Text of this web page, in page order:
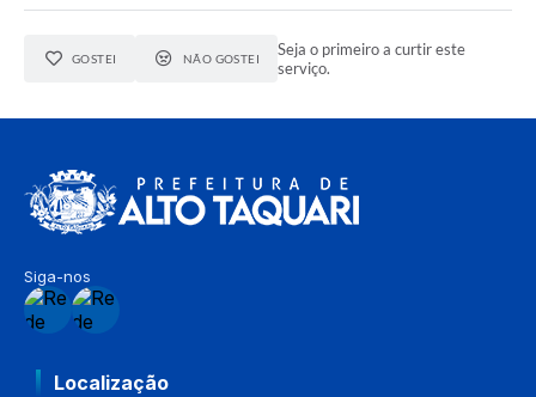
GOSTEI NÃO GOSTEI
Seja o primeiro a curtir este
serviço.
Siga-nos
Localização